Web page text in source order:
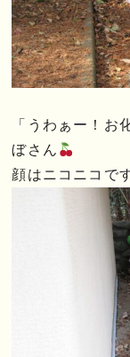
「うわぁー！お
ぼさん
顔はニコニコで